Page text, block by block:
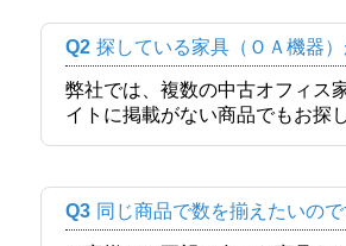
Q2 探している家具（ＯＡ機器
弊社では、複数の中古オフィス
イトに掲載がない商品でもお探
Q3 同じ商品で数を揃えたいの